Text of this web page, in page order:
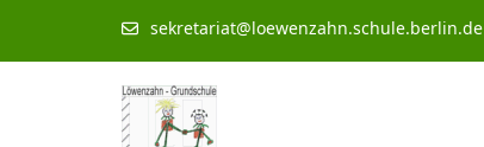
sekretariat@loewenzahn.schule.berlin.de